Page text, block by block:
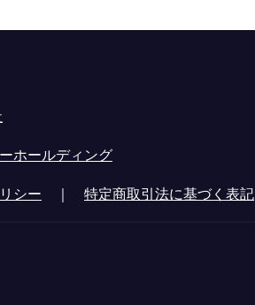
ホールディング
シー ｜ 特定商取引法に基づく表記